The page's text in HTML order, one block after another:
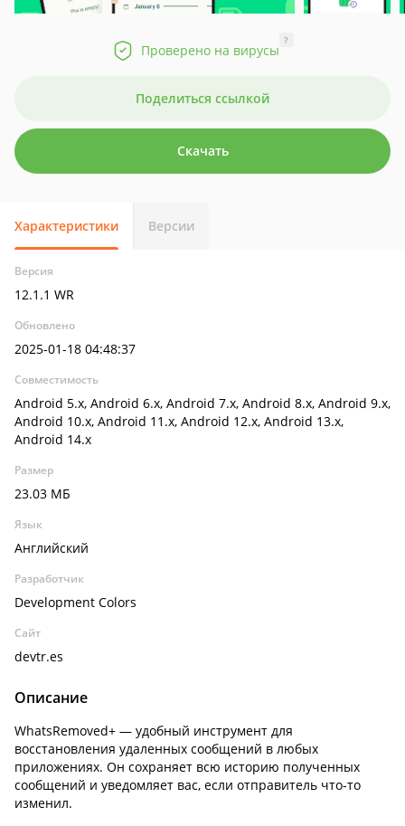
Проверено на вирусы
?
Поделиться ссылкой
Скачать
Характеристики Версии
Версия
12.1.1 WR
Обновлено
2025-01-18 04:48:37
Совместимость
Android 5.x, Android 6.x, Android 7.x, Android 8.x, Android 9.x,
Android 10.x, Android 11.x, Android 12.x, Android 13.x,
Android 14.x
Размер
23.03 МБ
Язык
Английский
Разработчик
Development Colors
Сайт
devtr.es
Описание
WhatsRemoved+ — удобный инструмент для
восстановления удаленных сообщений в любых
приложениях. Он сохраняет всю историю полученных
сообщений и уведомляет вас, если отправитель что-то
изменил.